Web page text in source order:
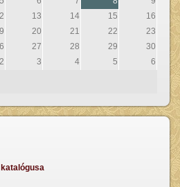
13 14 15
16
20 21 22
23
27 28 29
30
2 3 4 5 6